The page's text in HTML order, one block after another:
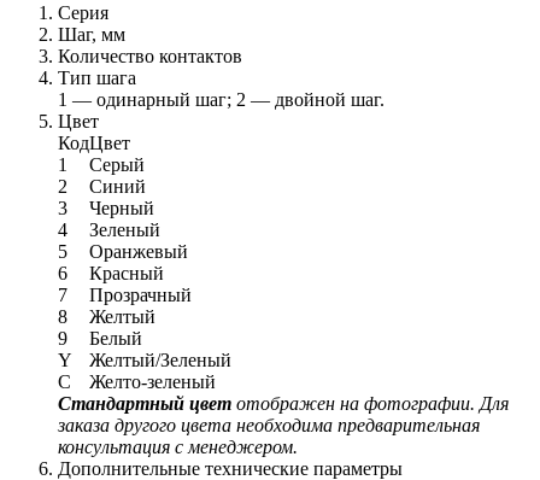
Серия
Шаг, мм
Количество контактов
Тип шага
1 — одинарный шаг; 2 — двойной шаг.
Цвет
КодЦвет
1
Серый
2
Синий
3
Черный
4
Зеленый
5
Оранжевый
6
Красный
7
Прозрачный
8
Желтый
9
Белый
Y
Желтый/Зеленый
C
Желто-зеленый
Стандартный цвет отображен на фотографии. Для
заказа другого цвета необходима предварительная
консультация с менеджером.
Дополнительные технические параметры